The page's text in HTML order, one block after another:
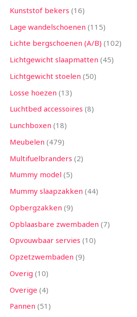
Kunststof bekers 16
Lage wandelschoenen 115
Lichte bergschoenen (A/B) 102
Lichtgewicht slaapmatten 45
Lichtgewicht stoelen 50
Losse hoezen 13
Luchtbed accessoires 8
Lunchboxen 18
Meubelen 479
Multifuelbranders 2
Mummy model 5
Mummy slaapzakken 44
Opbergzakken 9
Opblaasbare zwembaden 7
Opvouwbaar servies 10
Opzetzwembaden 9
Overig 10
Overige 4
Pannen 51